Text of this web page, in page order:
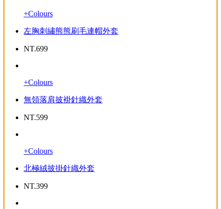
+Colours
左胸刺繡熊熊刷毛連帽外套
NT.699
+Colours
無領落肩披褂針織外套
NT.599
+Colours
北極絨披掛針織外套
NT.399